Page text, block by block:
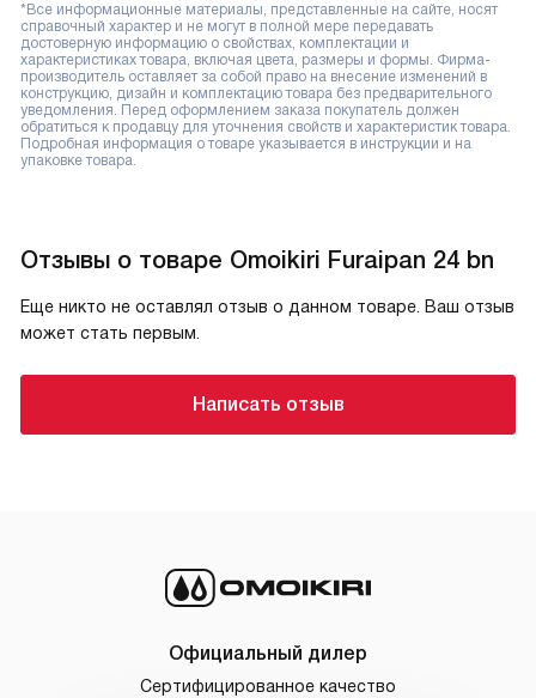
*Все информационные материалы, представленные на сайте, носят
справочный характер и не могут в полной мере передавать
достоверную информацию о свойствах, комплектации и
характеристиках товара, включая цвета, размеры и формы. Фирма-
производитель оставляет за собой право на внесение изменений в
конструкцию, дизайн и комплектацию товара без предварительного
уведомления. Перед оформлением заказа покупатель должен
обратиться к продавцу для уточнения свойств и характеристик товара.
Подробная информация о товаре указывается в инструкции и на
упаковке товара.
Отзывы о товаре Omoikiri Furaipan 24 bn
Еще никто не оставлял отзыв о данном товаре. Ваш отзыв
может стать первым.
Написать отзыв
Официальный дилер
Сертифицированное качество